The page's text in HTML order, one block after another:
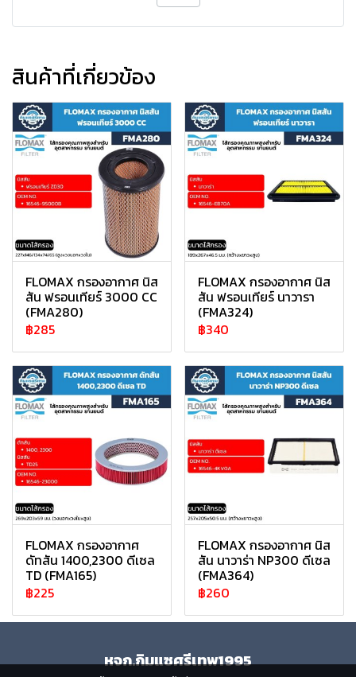
สินค้าที่เกี่ยวข้อง
FLOMAX กรองอากาศ นิส
สัน ฟรอนเทียร์ 3000 CC
(FMA280)
฿285
FLOMAX กรองอากาศ นิส
สัน ฟรอนเทียร์ นาวารา
(FMA324)
฿340
FLOMAX กรองอากาศ
ดัทสัน 1400,2300 ดีเซล
TD (FMA165)
฿225
FLOMAX กรองอากาศ นิส
สัน นาวาร่า NP300 ดีเซล
(FMA364)
฿260
หจก.กิมแซศรีเทพ1995